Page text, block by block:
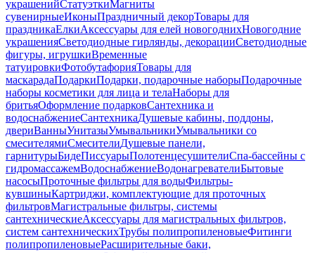
украшенийСтатуэткиМагниты
сувенирныеИконыПраздничный декорТовары для
праздникаЕлкиАксессуары для елей новогоднихНовогодние
украшенияСветодиодные гирлянды, декорацииСветодиодные
фигуры, игрушкиВременные
татуировкиФотобутафорияТовары для
маскарадаПодаркиПодарки, подарочные наборыПодарочные
наборы косметики для лица и телаНаборы для
бритьяОформление подарковСантехника и
водоснабжениеСантехникаДушевые кабины, поддоны,
двериВанныУнитазыУмывальникиУмывальники со
смесителямиСмесителиДушевые панели,
гарнитурыБидеПиссуарыПолотенцесушителиСпа-бассейны с
гидромассажемВодоснабжениеВодонагревателиБытовые
насосыПроточные фильтры для водыФильтры-
кувшиныКартриджи, комплектующие для проточных
фильтровМагистральные фильтры, системы
сантехническиеАксессуары для магистральных фильтров,
систем сантехническихТрубы полипропиленовыеФитинги
полипропиленовыеРасширительные баки,